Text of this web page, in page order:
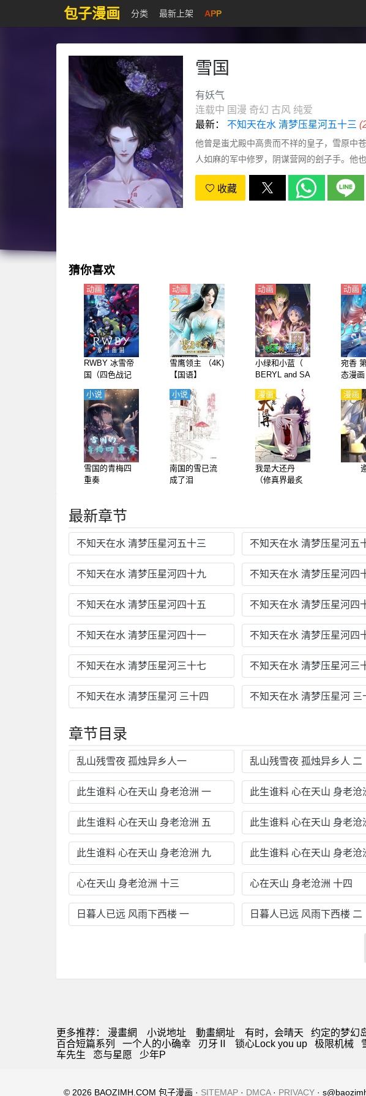
包子漫画 分类 最新上架 APP
雪国
有妖气
连载中 国漫 奇幻 古风 纯爱
最新： 不知天在水 清梦压星河五十三
他曾是蚩尤殿中高贵而不祥的皇子，雪原中
人如麻的军中修罗，阴谋营网的刽子手。他
始……
收藏
猜你喜欢
RWBY 冰雪帝
国（四色战记
【日语】
动画
雪鹰领主 （4K)
【国语】
动画
小绿和小蓝（
BERYL and SA
语】
动画
宛香
态漫画
动画
雪国的青梅四
重奏
小说
南国的雪已流
成了泪
小说
我是大还丹
（修真界最炙
漫画 漫画
最新章节
不知天在水 清梦压星河五十三 不知天在水 清梦压星河五
不知天在水 清梦压星河四十九 不知天在水 清梦压星河四
不知天在水 清梦压星河四十五 不知天在水 清梦压星河四
不知天在水 清梦压星河四十一 不知天在水 清梦压星河四
不知天在水 清梦压星河三十七 不知天在水 清梦压星河三
不知天在水 清梦压星河 三十四 不知天在水 清梦压星河 三
章节目录
乱山残雪夜 孤烛异乡人一 乱山残雪夜 孤烛异乡人 二
此生谁料 心在天山 身老沧洲 一 此生谁料 心在天山 身老沧
此生谁料 心在天山 身老沧洲 五 此生谁料 心在天山 身老沧
此生谁料 心在天山 身老沧洲 九 此生谁料 心在天山 身老沧
心在天山 身老沧洲 十三 心在天山 身老沧洲 十四
日暮人已远 风雨下西楼 一 日暮人已远 风雨下西楼 二
更多推荐： 漫畫網 小说地址 動畫網址 有时，会晴天 约定的梦幻
百合短篇系列
一个人的小确幸 刃牙Ⅱ 锁心Lock you up 极限机械
车先生
恋与星愿 少年P
© 2026 BAOZIMH.COM 包子漫画 · SITEMAP · DMCA· PRIVACY ·